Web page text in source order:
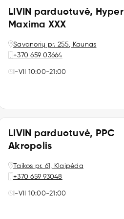
LIVIN parduotuvė, Hyper
Maxima XXX
Savanorių pr. 255, Kaunas
+370 659 03664
I-VII 10:00-21:00
LIVIN parduotuvė, PPC
Akropolis
Taikos pr. 61, Klaipėda
+370 659 93048
I-VII 10:00-21:00